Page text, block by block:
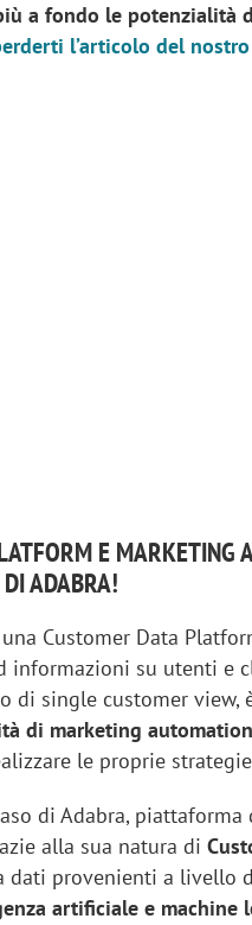
a fondo le potenzialità
l’articolo del
E
ADABRA!
Customer Data
informazioni su utenti e
di single customer view,
di marketing automation
le proprie
di Adabra,
alla sua natura di
dati provenienti a livello
artificiale e machine